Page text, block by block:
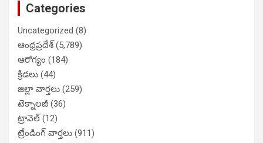
Categories
Uncategorized (8)
ఆంధ్రప్రదేశ్(5,789)
ఆరోగ్యం (184)
క్రీడలు (44)
జిల్లా వార్తలు (259)
టెక్నాలజీ (36)
ట్రావెల్(12)
ట్రేండింగ్ వార్తలు (911)